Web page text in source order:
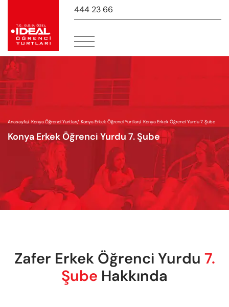
444 23 66
Anasayfa/ Konya Öğrenci Yurtları/ Konya Erkek Öğrenci Yurtları/ Konya Erkek Öğrenci Yurdu 7. Şube
Konya Erkek Öğrenci Yurdu 7. Şube
Zafer Erkek Öğrenci Yurdu 7.
Şube Hakkında